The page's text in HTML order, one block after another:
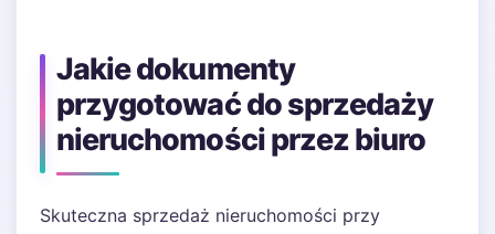
Jakie dokumenty
przygotować do sprzedaży
nieruchomości przez biuro
Skuteczna sprzedaż nieruchomości przy